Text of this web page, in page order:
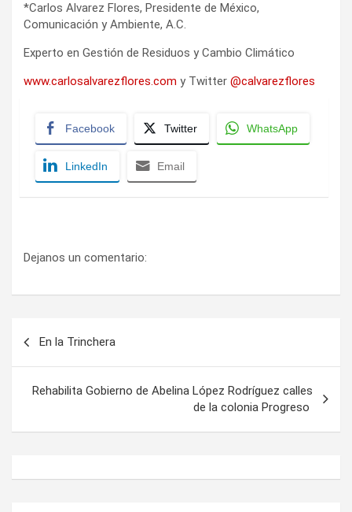
*Carlos Alvarez Flores, Presidente de México,
Comunicación y Ambiente, A.C.
Experto en Gestión de Residuos y Cambio Climático
www.carlosalvarezflores.com y Twitter @calvarezflores
Facebook Twitter WhatsApp
LinkedIn Email
Dejanos un comentario:
entradas
En la Trinchera
Rehabilita Gobierno de Abelina López Rodríguez calles
de la colonia Progreso